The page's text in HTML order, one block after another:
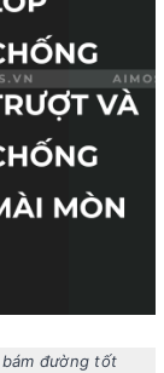
đường tốt